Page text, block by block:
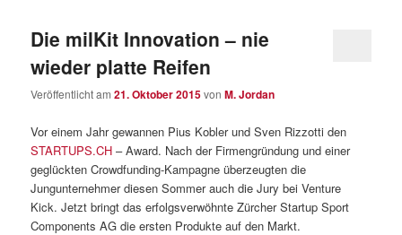
Die milKit Innovation – nie
wieder platte Reifen
Veröffentlicht am21. Oktober 2015vonM. Jordan
Vor einem Jahr gewannen Pius Kobler und Sven Rizzotti den
STARTUPS.CH – Award. Nach der Firmengründung und einer
geglückten Crowdfunding-Kampagne überzeugten die
Jungunternehmer diesen Sommer auch die Jury bei Venture
Kick. Jetzt bringt das erfolgsverwöhnte Zürcher Startup Sport
Components AG die ersten Produkte auf den Markt.